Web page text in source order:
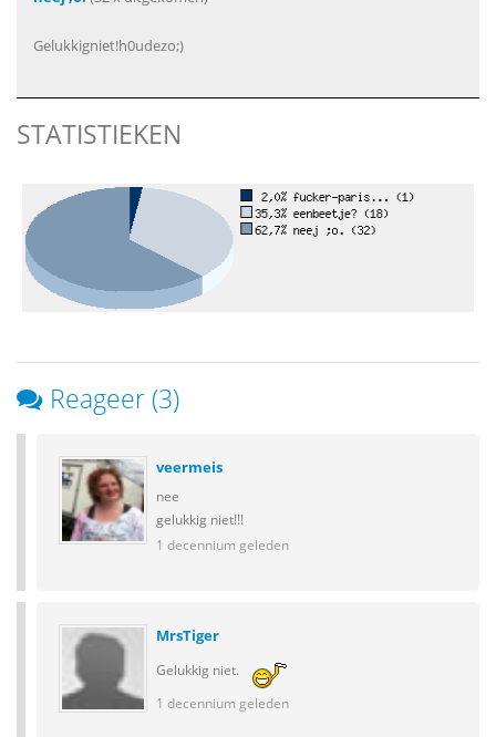
Gelukkigniet!h0udezo;)
STATISTIEKEN
Reageer (3)
veermeis
nee
gelukkig niet!!!
1 decennium geleden
MrsTiger
Gelukkig niet.
1 decennium geleden